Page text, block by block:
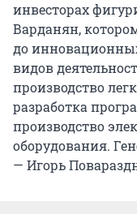
инвесторах
Варданян,
до
видов
производство
разработка
производство
оборудования.
— Игорь